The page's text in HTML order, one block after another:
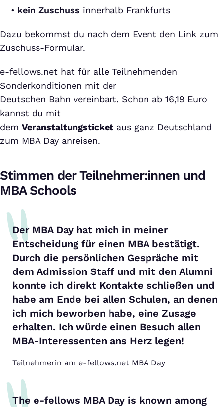
kein Zuschuss innerhalb Frankfurts
Dazu bekommst du nach dem Event den Link zum
Zuschuss-Formular.
e-fellows.net hat für alle Teilnehmenden
Sonderkonditionen mit der
Deutschen Bahn vereinbart. Schon ab 16,19 Euro
kannst du mit
dem Veranstaltungsticket aus ganz Deutschland
zum MBA Day anreisen.
Stimmen der Teilnehmer:innen und
MBA Schools
Der MBA Day hat mich in meiner
Entscheidung für einen MBA bestätigt.
Durch die persönlichen Gespräche mit
dem Admission Staff und mit den Alumni
konnte ich direkt Kontakte schließen und
habe am Ende bei allen Schulen, an denen
ich mich beworben habe, eine Zusage
erhalten. Ich würde einen Besuch allen
MBA-Interessenten ans Herz legen!
Teilnehmerin am e-fellows.net MBA Day
The e-fellows MBA Day is known among